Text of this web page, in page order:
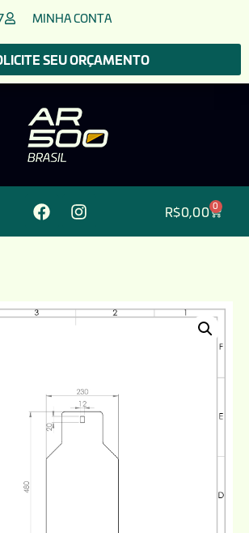
MINHA CONTA
SEU ORÇAMENTO
R$0,00 0